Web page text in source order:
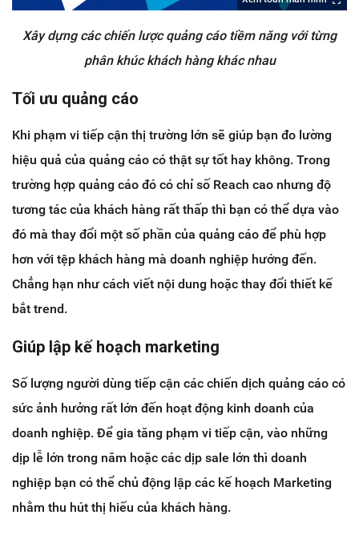
Xây dựng các chiến lược quảng cáo tiềm năng với từng
phân khúc khách hàng khác nhau
Tối ưu quảng cáo
Khi phạm vi tiếp cận thị trường lớn sẽ giúp bạn đo lường
hiệu quả của quảng cáo có thật sự tốt hay không. Trong
trường hợp quảng cáo đó có chỉ số Reach cao nhưng độ
tương tác của khách hàng rất thấp thì bạn có thể dựa vào
đó mà thay đổi một số phần của quảng cáo để phù hợp
hơn với tệp khách hàng mà doanh nghiệp hướng đến.
Chẳng hạn như cách viết nội dung hoặc thay đổi thiết kế
bắt trend.
Giúp lập kế hoạch marketing
Số lượng người dùng tiếp cận các chiến dịch quảng cáo có
sức ảnh hưởng rất lớn đến hoạt động kinh doanh của
doanh nghiệp. Để gia tăng phạm vi tiếp cận, vào những
dịp lễ lớn trong năm hoặc các dịp sale lớn thì doanh
nghiệp bạn có thể chủ động lập các kế hoạch Marketing
nhằm thu hút thị hiếu của khách hàng.